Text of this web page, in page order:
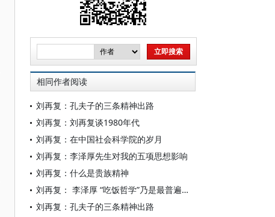
相同作者阅读
刘再复：孔夫子的三条精神出路
刘再复：刘再复谈1980年代
刘再复：在中国社会科学院的岁月
刘再复：李泽厚先生对我的五项思想影响
刘再复：什么是贵族精神
刘再复： 李泽厚 “吃饭哲学”乃是最普遍但又是最坚硬的真理
刘再复：孔夫子的三条精神出路